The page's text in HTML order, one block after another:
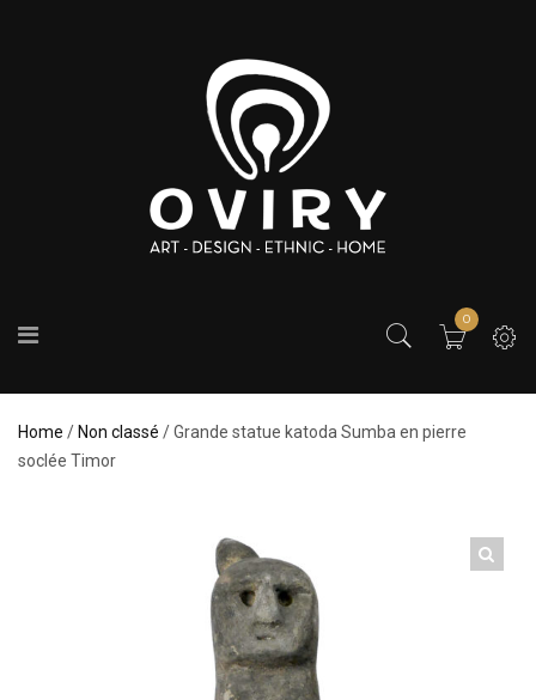
0
Home / Non classé / Grande statue katoda Sumba en pierre
soclée Timor